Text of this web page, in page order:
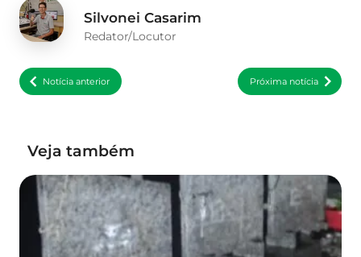
Silvonei Casarim
Redator/Locutor
Notícia anterior Próxima notícia
Veja também